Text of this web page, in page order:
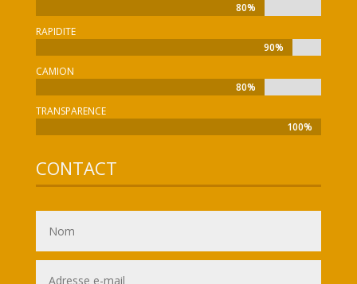
80%
80%
RAPIDITE
90%
90%
CAMION
80%
80%
TRANSPARENCE
100%
100%
CONTACT